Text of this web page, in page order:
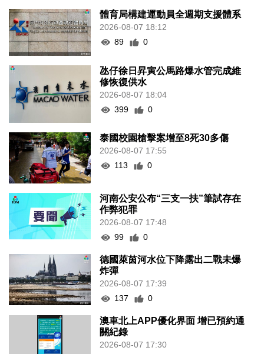
體育局構建運動員全週期支援體系
2026-08-07 18:12
89
0
氹仔徐日昇寅公馬路爆水管完成維
修恢復供水
2026-08-07 18:04
399
0
泰國校園槍擊案增至8死30多傷
2026-08-07 17:55
113
0
河南公安公布“三支一扶”筆試存在
作弊犯罪
2026-08-07 17:48
99
0
德國萊茵河水位下降露出二戰未爆
炸彈
2026-08-07 17:39
137
0
澳車北上APP優化界面 增已預約通
關紀錄
2026-08-07 17:30